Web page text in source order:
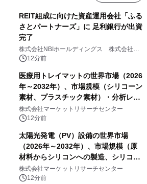
REIT組成に向けた資産運用会社「ふる
さとパートナーズ」に 足利銀行が出資
完了
株式会社NBIホールディングス 株式会社
PROSPER
12分前
医療用トレイマットの世界市場（2026
年～2032年）、市場規模（シリコーン
素材、プラスチック素材）・分析レポ
ートを発表
株式会社マーケットリサーチセンター
12分前
太陽光発電（PV）設備の世界市場
（2026年～2032年）、市場規模（原
材料からシリコンへの製造、シリコン
からインゴットへの製造、インゴット
からウェハーへの製造、ウェハーから
株式会社マーケットリサーチセンター
12分前